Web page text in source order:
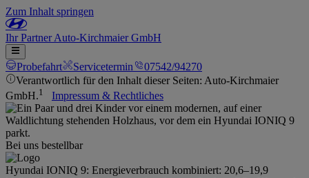
Zum Inhalt springen
IhrPartnerAuto-Kirchmaier GmbH
Probefahrt Servicetermin
07542/94270
Verantwortlich für den Inhalt dieser Seiten: Auto-Kirchmaier
GmbH.1 Impressum & Rechtliches
Bei uns bestellbar
Hyundai IONIQ 9: Energieverbrauch kombiniert: 20,6–19,9